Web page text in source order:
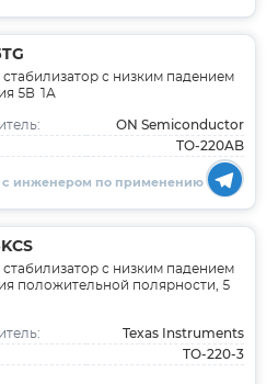
с низким падением
5В 1А
ON Semiconductor
TO-220AB
с инженером по применению
с низким падением
положительной полярности, 5
Texas Instruments
TO-220-3